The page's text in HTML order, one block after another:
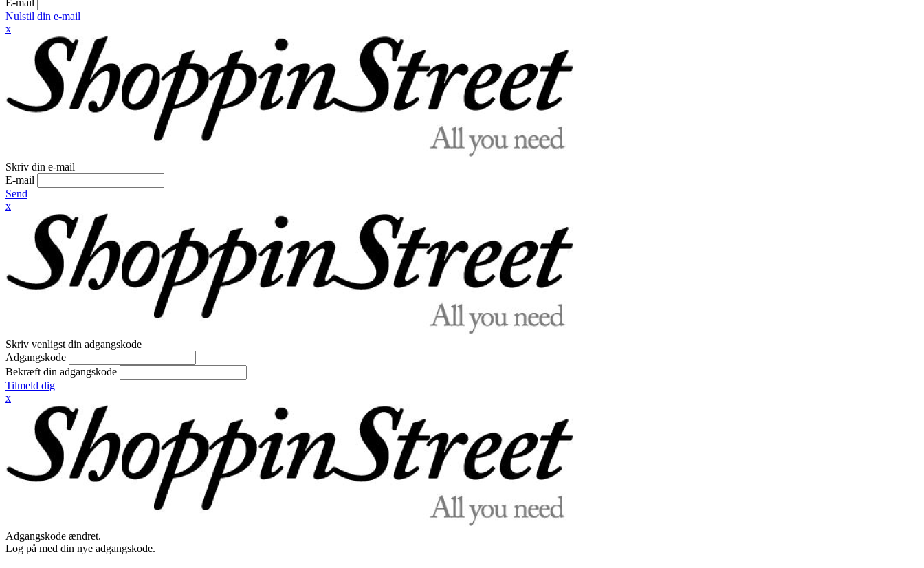
E-mail
Nulstil din e-mail
x
Skriv din e-mail
E-mail
Send
x
Skriv venligst din adgangskode
Adgangskode
Bekræft din adgangskode
Tilmeld dig
x
Adgangskode ændret.
Log på med din nye adgangskode.